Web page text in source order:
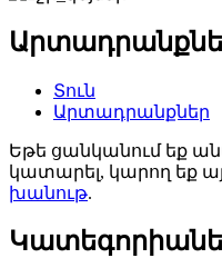
Տուն
Արտադրանքներ
Եթե ​​ցանկանում եք
կատարել, կարող եք
խանութ.